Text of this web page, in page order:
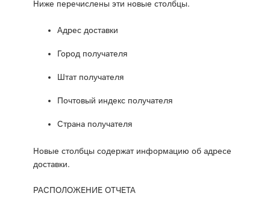
Ниже перечислены эти новые столбцы.
Адрес доставки
Город получателя
Штат получателя
Почтовый индекс получателя
Страна получателя
Новые столбцы содержат информацию об адресе
доставки.
РАСПОЛОЖЕНИЕ ОТЧЕТА